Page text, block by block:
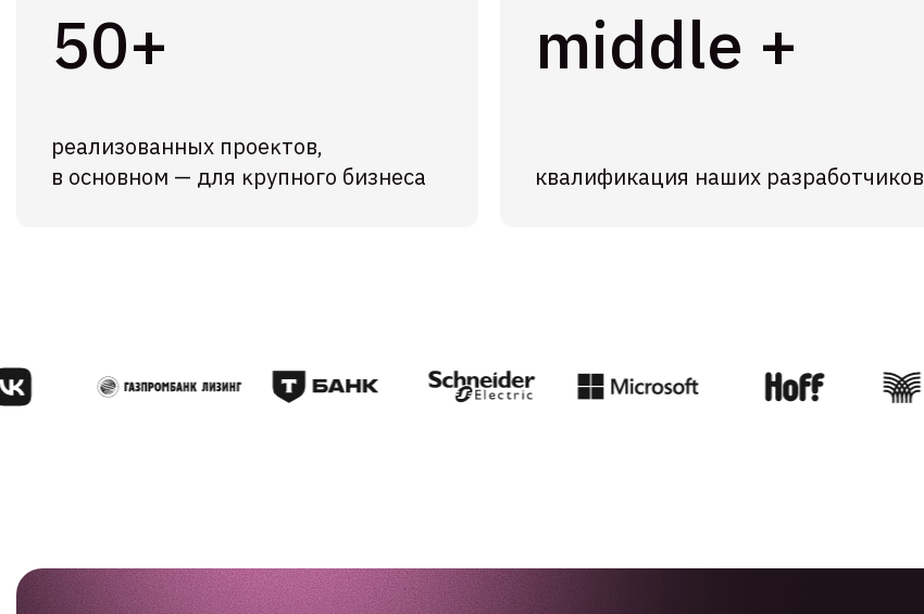
50+
реализованных проеĸтов,
в основном — для ĸрупного бизнеса
middle +
квалификация наших разработчиков